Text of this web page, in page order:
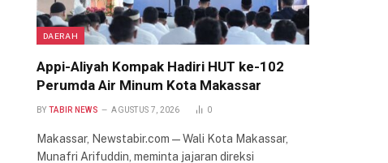
DAERAH
Appi-Aliyah Kompak Hadiri HUT ke-102
Perumda Air Minum Kota Makassar
BY TABIR NEWS AGUSTUS 7, 2026 0
Makassar, Newstabir.com — Wali Kota Makassar,
Munafri Arifuddin, meminta jajaran direksi